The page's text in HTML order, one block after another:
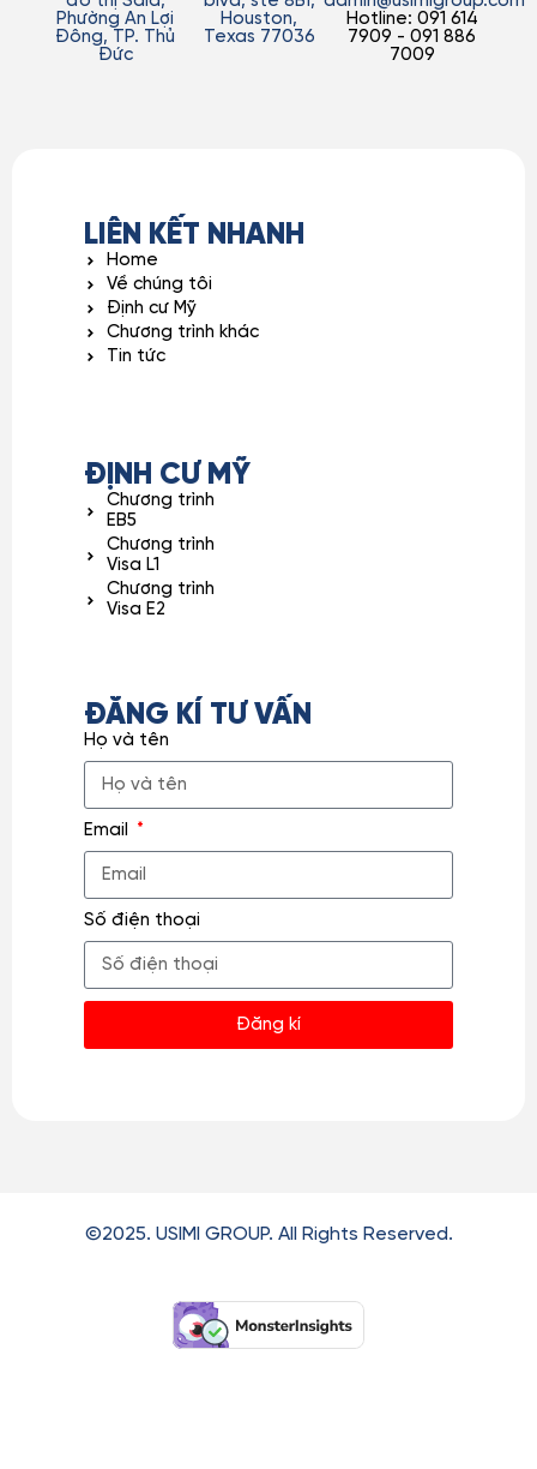
Phường An Lợi
Đông, TP. Thủ
Đức
Houston,
Texas 77036
Hotline: 091 614
7909 - 091 886
7009
LIÊN KẾT NHANH
Home
Về chúng tôi
Định cư Mỹ
Chương trình khác
Tin tức
ĐỊNH CƯ MỸ
Chương trình
EB5
Chương trình
Visa L1
Chương trình
Visa E2
ĐĂNG KÍ TƯ VẤN
Họ và tên
Email
Số điện thoại
Đăng kí
©2025. USIMI GROUP. All Rights Reserved.